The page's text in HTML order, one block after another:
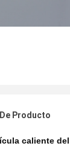
Producto
caliente